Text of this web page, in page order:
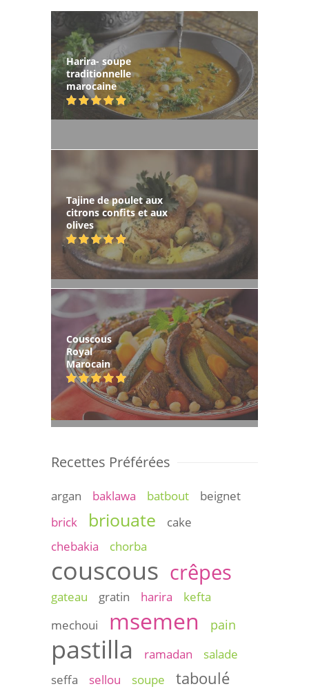
Harira- soupe
traditionnelle
marocaine
Tajine de poulet aux
citrons confits et aux
olives
Couscous
Royal
Marocain
Recettes Préférées
argan baklawa batbout
beignet
brick
briouate
cake
chebakia
chorba
couscous crêpes
gateau gratin harira
kefta
mechoui
msemen pain
pastilla ramadan
salade
seffa
sellou soupe taboulé